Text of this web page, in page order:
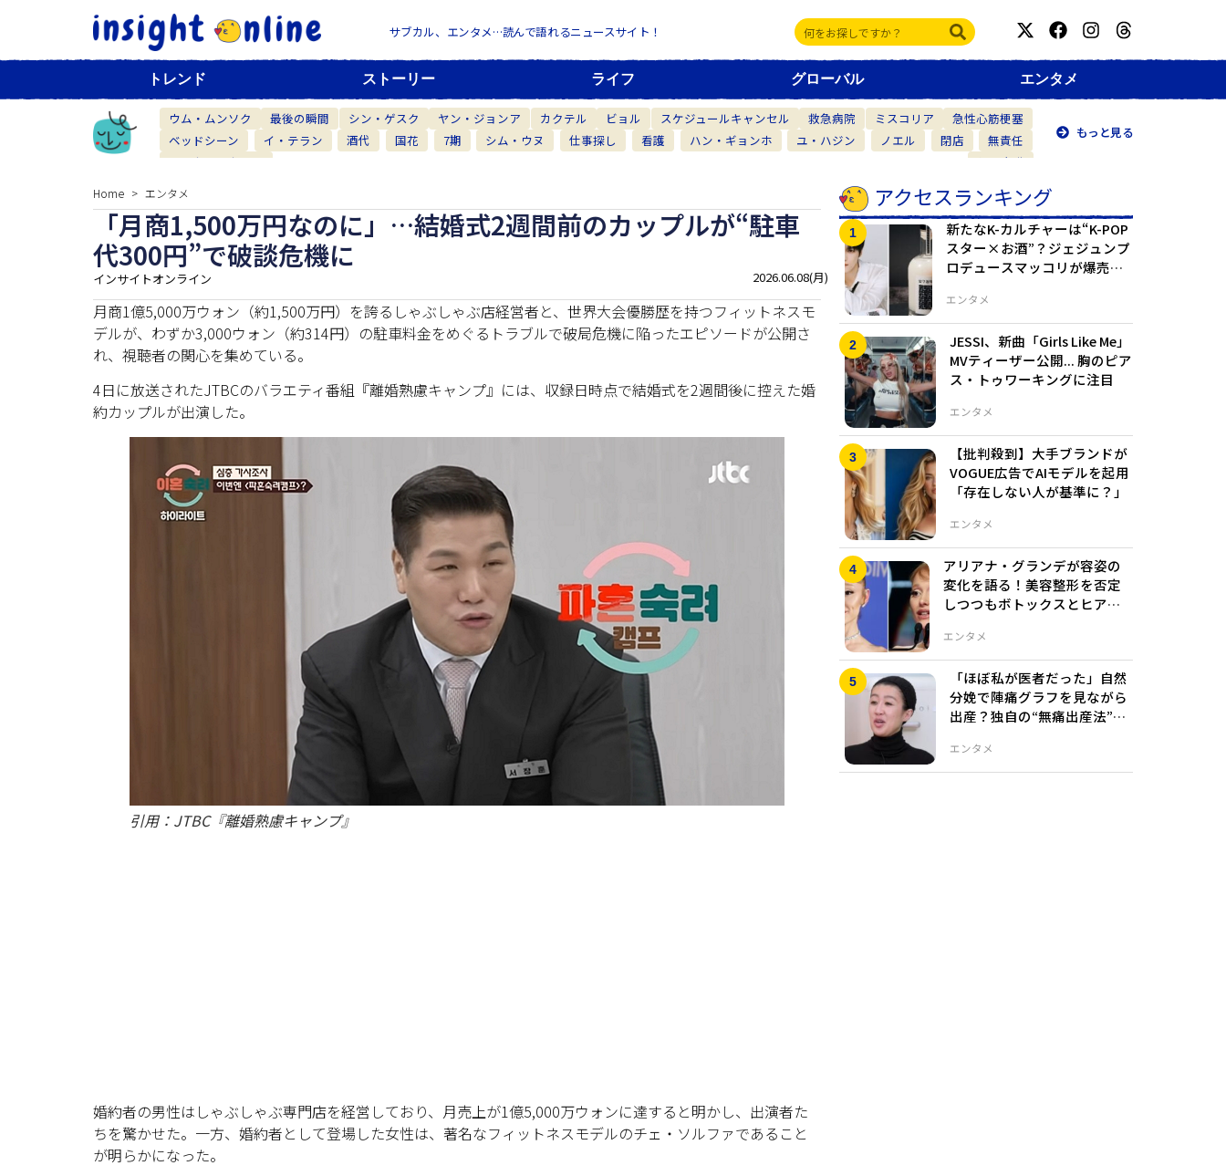
サブカル、エンタメ…読んで語れるニュースサイト！
トレンド ストーリー ライフ グローバル エンタメ
ウム・ムンソク 最後の瞬間 シン・ゲスク ヤン・ジョンア カクテル ビョル スケジュールキャンセル 救急病院 ミスコリア
急性心筋梗塞
ベッドシーン
イ・テラン 酒代 国花 7期 シム・ウヌ 仕事探し 看護 ハン・ギョンホ ユ・ハジン ノエル 閉店
無責任
ベーカリーカフェ
仲間意識
もっと見る
Home エンタメ
「月商1,500万円なのに」…結婚式2週間前のカップルが“駐車
代300円”で破談危機に
インサイトオンライン 2026.06.08(月)
月商1億5,000万ウォン（約1,500万円）を誇るしゃぶしゃぶ店経営者と、世界大会優勝歴を持つフィットネスモ
デルが、わずか3,000ウォン（約314円）の駐車料金をめぐるトラブルで破局危機に陥ったエピソードが公開さ
れ、視聴者の関心を集めている。
4日に放送されたJTBCのバラエティ番組『離婚熟慮キャンプ』には、収録日時点で結婚式を2週間後に控えた婚
約カップルが出演した。
引用：JTBC『離婚熟慮キャンプ』
婚約者の男性はしゃぶしゃぶ専門店を経営しており、月売上が1億5,000万ウォンに達すると明かし、出演者た
ちを驚かせた。一方、婚約者として登場した女性は、著名なフィットネスモデルのチェ・ソルファであること
が明らかになった。
アクセスランキング
エンタメ
新たなK-カルチャーは“K-POP
スター×お酒”？ジェジュンプ
ロデュースマッコリが爆売れ
エンタメ
JESSI、新曲「Girls Like Me」
MVティーザー公開... 胸のピア
ス・トゥワーキングに注目
エンタメ
【批判殺到】大手ブランドが
VOGUE広告でAIモデルを起用
「存在しない人が基準に？」
エンタメ
アリアナ・グランデが容姿の
変化を語る！美容整形を否定
しつつもボトックスとヒアル
エンタメ
「ほぼ私が医者だった」自然
分娩で陣痛グラフを見ながら
出産？独自の“無痛出産法”に